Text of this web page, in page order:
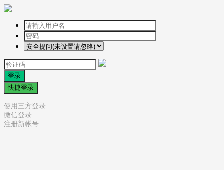
登录
快捷登录
使用三方登录
微信登录
注册新帐号